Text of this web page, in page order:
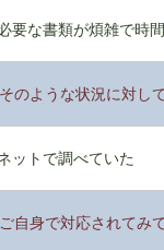
要な書類が煩雑で時
のような状況に対し
ットで調べていた
自身で対応されてみ